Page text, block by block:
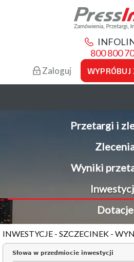
800 800
Zaloguj WYPRÓBUJ
Przetargi i
Wyniki
Dotacje
INWESTYCJE - SZCZECINEK -
Słowa w przedmiocie inwestycji